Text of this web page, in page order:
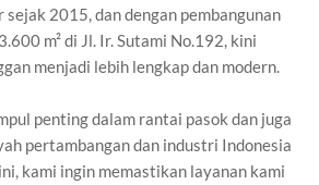
sejak 2015, dan dengan pembangunan
m² di Jl. Ir.Sutami No.192, kini
menjadi lebih lengkap dan modern.
penting dalam rantai pasok dan juga
pertambangan dan industri Indonesia
kami ingin memastikan layanan kami